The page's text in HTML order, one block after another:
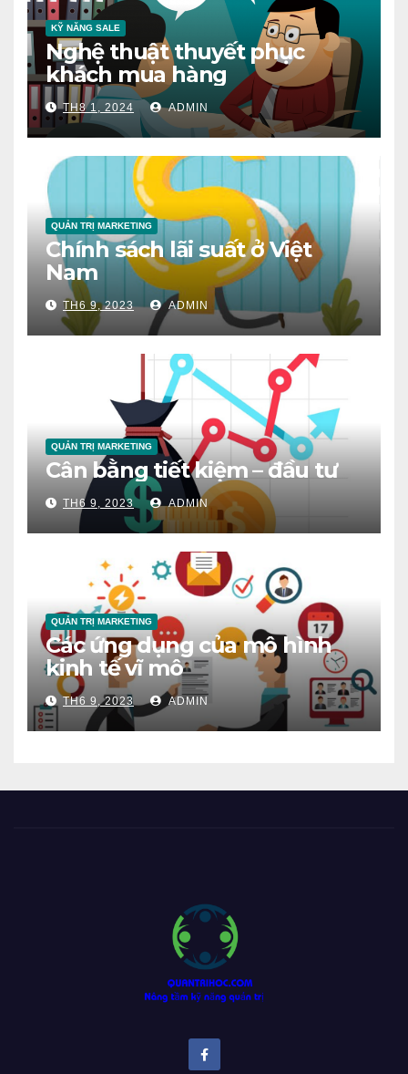
KỸ NĂNG SALE
Nghệ thuật thuyết phục
khách mua hàng
TH8 1, 2024 ADMIN
QUẢN TRỊ MARKETING
Chính sách lãi suất ở Việt
Nam
TH6 9, 2023 ADMIN
QUẢN TRỊ MARKETING
Cân bằng tiết kiệm – đầu tư
TH6 9, 2023 ADMIN
QUẢN TRỊ MARKETING
Các ứng dụng của mô hình
kinh tế vĩ mô
TH6 9, 2023 ADMIN